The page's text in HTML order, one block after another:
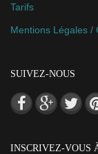
Tarifs
Mentions Légales /
SUIVEZ-NOUS
INSCRIVEZ-VOUS